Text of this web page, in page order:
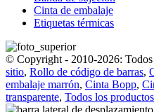
Cinta de embalaje
Etiquetas térmicas
© Copyright - 2010-2026: Todos
sitio, Rollo de código de barras,
embalaje marrón, Cinta Bopp,
transparente, Todos los productos